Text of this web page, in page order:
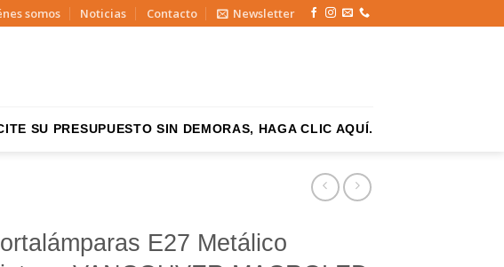
somos Noticias Contacto Newsletter
SU PRESUPUESTO SIN DEMORAS, HAGA CLIC AQUÍ.
E27 Metálico